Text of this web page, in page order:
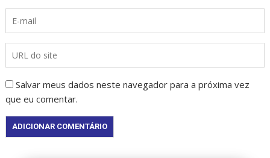
Salvar meus dados neste navegador para a próxima vez
que eu comentar.